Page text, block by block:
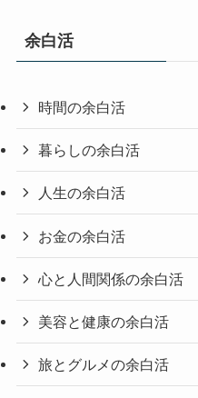
余白活
時間の余白活
暮らしの余白活
人生の余白活
お金の余白活
心と人間関係の余白活
美容と健康の余白活
旅とグルメの余白活